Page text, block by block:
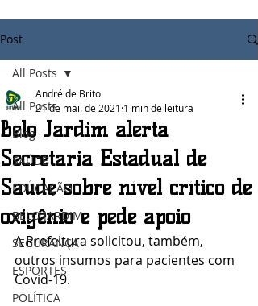
Post
All Posts
Blog
SAÚDE
EDUCAÇÃO
BELO JARDIM
SEGURANÇA
ESPORTES
POLÍTICA
All Posts
Belo Jardim alerta
Secretaria Estadual de
Saúde sobre nível crítico de
oxigênio e pede apoio
André de Brito
21 de mai. de 2021 1 min de leitura
A Prefeitura solicitou, também,
outros insumos para pacientes com
Covid-19.